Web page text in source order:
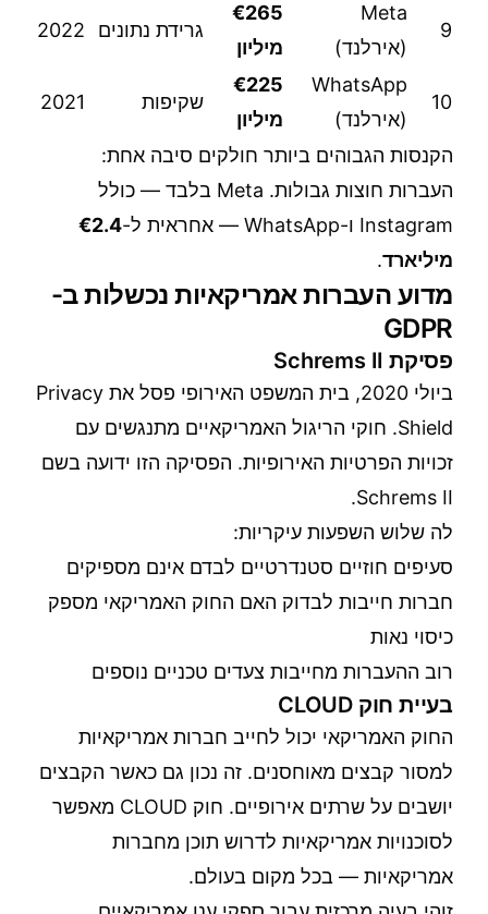
9
Meta
(אירלנד)
€265
מיליון
גרידת נתונים 2022
10
WhatsApp
(אירלנד)
€225
מיליון
שקיפות 2021
הקנסות הגבוהים ביותר חולקים סיבה אחת:
העברות חוצות גבולות. Meta בלבד — כולל
Instagram ו-WhatsApp — אחראית ל-
€2.4
מיליארד.
מדוע העברות אמריקאיות נכשלות ב-
GDPR
פסיקת Schrems II
ביולי 2020, בית המשפט האירופי פסל את Privacy
Shield. חוקי הריגול האמריקאיים מתנגשים עם
זכויות הפרטיות האירופיות. הפסיקה הזו ידועה בשם
Schrems II.
לה שלוש השפעות עיקריות:
סעיפים חוזיים סטנדרטיים לבדם אינם מספיקים
חברות חייבות לבדוק האם החוק האמריקאי מספק
כיסוי נאות
רוב ההעברות מחייבות צעדים טכניים נוספים
בעיית חוק CLOUD
החוק האמריקאי יכול לחייב חברות אמריקאיות
למסור קבצים מאוחסנים. זה נכון גם כאשר הקבצים
יושבים על שרתים אירופיים. חוק CLOUD מאפשר
לסוכנויות אמריקאיות לדרוש תוכן מחברות
אמריקאיות — בכל מקום בעולם.